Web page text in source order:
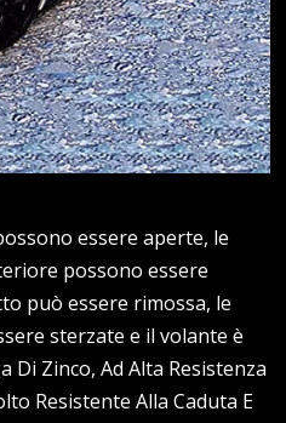
essere aperte, le
possono essere
può essere rimossa, le
sterzate e il volante è
Di Zinco, Ad Alta Resistenza
Resistente Alla Caduta E